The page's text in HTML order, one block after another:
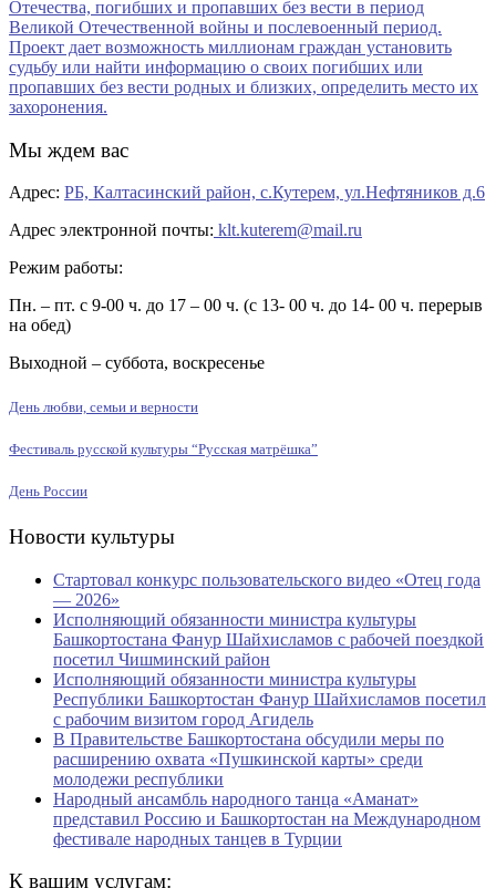
Мы ждем вас
Адрес: РБ, Калтасинский район, с.Кутерем, ул.Нефтяников д.6
Адрес электронной почты: klt.kuterem@mail.ru
Режим работы:
Пн. – пт. с 9-00 ч. до 17 – 00 ч. (с 13- 00 ч. до 14- 00 ч. перерыв
на обед)
Выходной – суббота, воскресенье
День любви, семьи и верности
Фестиваль русской культуры “Русская матрёшка”
День России
Новости культуры
Стартовал конкурс пользовательского видео «Отец года
— 2026»
Исполняющий обязанности министра культуры
Башкортостана Фанур Шайхисламов с рабочей поездкой
посетил Чишминский район
Исполняющий обязанности министра культуры
Республики Башкортостан Фанур Шайхисламов посетил
с рабочим визитом город Агидель
В Правительстве Башкортостана обсудили меры по
расширению охвата «Пушкинской карты» среди
молодежи республики
Народный ансамбль народного танца «Аманат»
представил Россию и Башкортостан на Международном
фестивале народных танцев в Турции
К вашим услугам: